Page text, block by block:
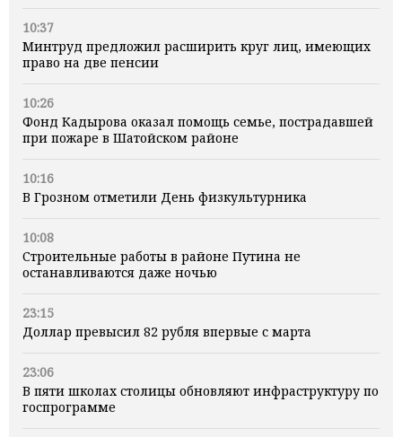
10:37
Минтруд предложил расширить круг лиц, имеющих
право на две пенсии
10:26
Фонд Кадырова оказал помощь семье, пострадавшей
при пожаре в Шатойском районе
10:16
В Грозном отметили День физкультурника
10:08
Строительные работы в районе Путина не
останавливаются даже ночью
23:15
Доллар превысил 82 рубля впервые с марта
23:06
В пяти школах столицы обновляют инфраструктуру по
госпрограмме